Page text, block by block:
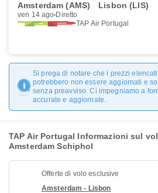
Amsterdam (AMS) Lisbon (LIS)
ven 14 ago Diretto
TAP Air Portugal
Si prega di notare che i prezzi
potrebbero non essere aggiornati e
senza preavviso. Ci impegniamo a
accurate e aggiornate.
TAP Air Portugal Informazioni sul
Amsterdam Schiphol
Offerte di volo esclusive
Amsterdam - Lisbon